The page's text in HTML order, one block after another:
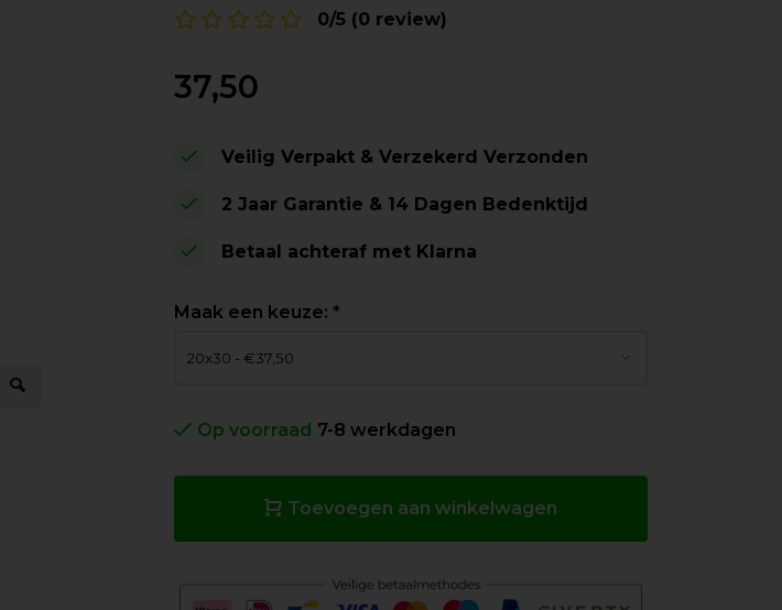
0/5 (0 review)
37,50
Veilig Verpakt & Verzekerd Verzonden
2 Jaar Garantie & 14 Dagen Bedenktijd
Betaal achteraf met Klarna
Maak een keuze: *
Op voorraad 7-8 werkdagen
Toevoegen aan winkelwagen